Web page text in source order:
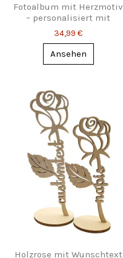
Fotoalbum mit Herzmotiv
– personalisiert mit
Namen
34,99 €
Ansehen
Holzrose mit Wunschtext